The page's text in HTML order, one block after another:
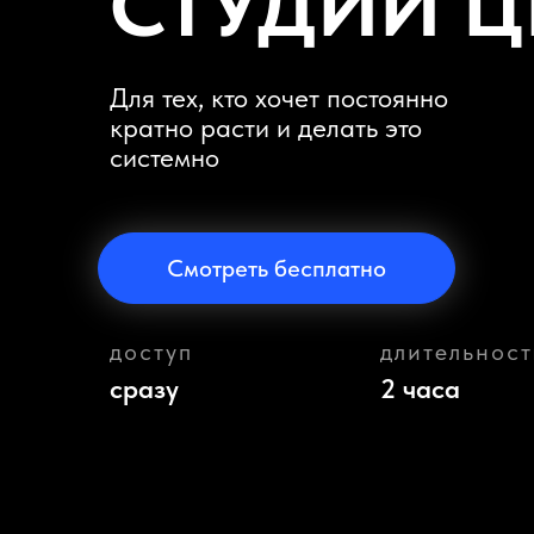
2 часа
Смотреть бесплатно
доступ
сразу
Для тех, кто хочет постоянно
кратно расти и делать это
системно